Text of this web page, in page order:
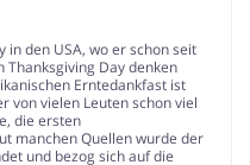
in den USA, wo er schon seit
Thanksgiving Day denken
Erntedankfast ist
von vielen Leuten schon viel
die ersten
manchen Quellen wurde der
und bezog sich auf die